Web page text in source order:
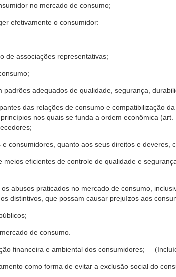
no mercado de consumo;
efetivamente o consumidor:
associações representativas;
adequados de qualidade, segurança,
das relações de consumo e compatibilização
nos quais se funda a ordem econômica
consumidores, quanto aos seus direitos e deveres,
meios eficientes de controle de qualidade e
abusos praticados no mercado de consumo,
distintivos, que possam causar prejuízos aos
de consumo.
financeira e ambiental dos consumidores;
como forma de evitar a exclusão social do